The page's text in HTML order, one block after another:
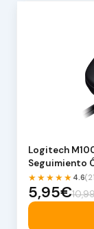
Logitech
Seguimiento
★★★★★ 4.6
5,95€